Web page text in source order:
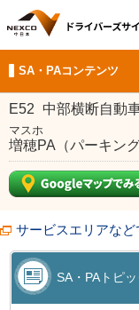
SA・PAコンテンツ
E52 中部横断自動
マスホ
増穂PA（パーキン
サービスエリアな
SA・PAトピ